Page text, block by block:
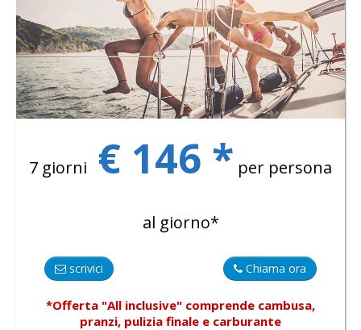
7 giorni € 146 * per persona
al giorno*
Chiama ora
scrivici
*Offerta "All inclusive" comprende cambusa,
pranzi, pulizia finale e carburante